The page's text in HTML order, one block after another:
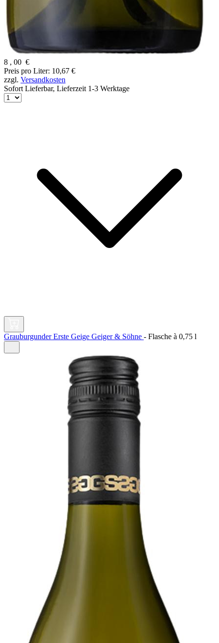
8 , 00 €
Preis pro Liter: 10,67 €
zzgl. Versandkosten
Sofort Lieferbar, Lieferzeit 1-3 Werktage
Grauburgunder Erste Geige Geiger & Söhne - Flasche à 0,75 l